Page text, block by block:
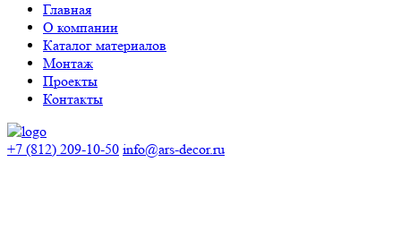
Главная
О компании
Каталог материалов
Монтаж
Проекты
Контакты
+7 (812) 209-10-50 info@ars-decor.ru